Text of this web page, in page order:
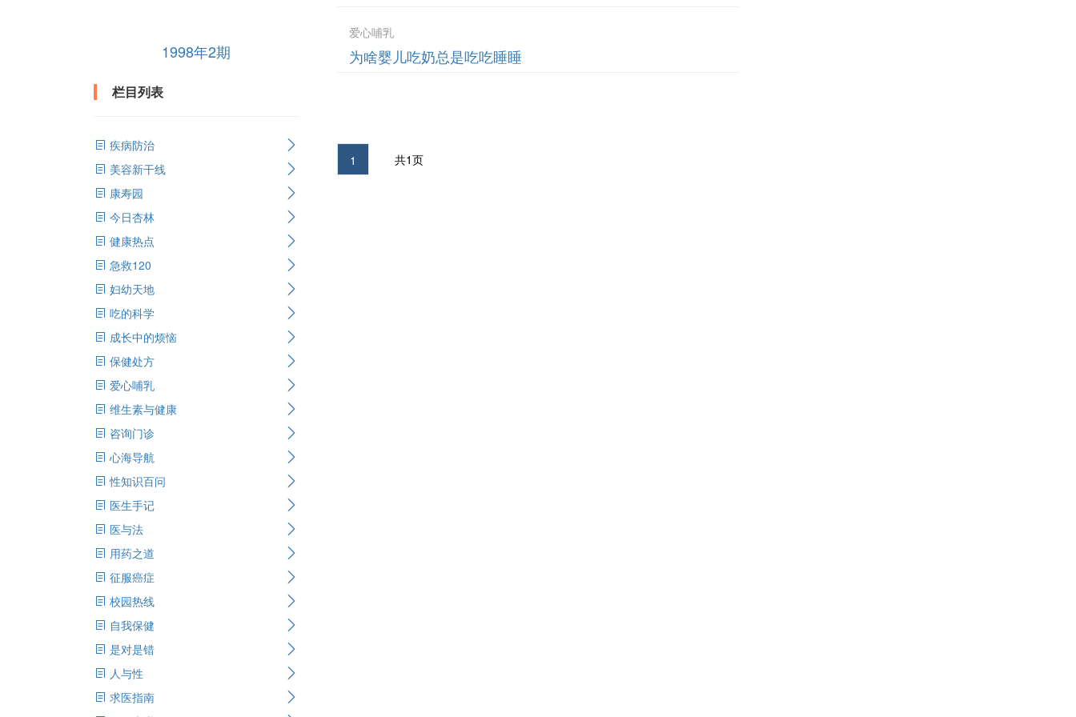
1998年2期
栏目列表
疾病防治
美容新干线
康寿园
今日杏林
健康热点
急救120
妇幼天地
吃的科学
成长中的烦恼
保健处方
爱心哺乳
维生素与健康
咨询门诊
心海导航
性知识百问
医生手记
医与法
用药之道
征服癌症
校园热线
自我保健
是对是错
人与性
求医指南
爱心哺乳
为啥婴儿吃奶总是吃吃睡睡
1 共1页